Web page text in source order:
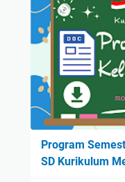
Program
SD Kurikulum